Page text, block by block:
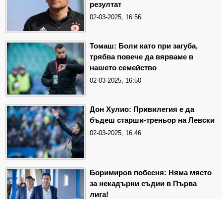
резултат
02-03-2025, 16:56
Томаш: Боли като при загуба,
трябва повече да вярваме в
нашето семейство
02-03-2025, 16:50
Дон Хулио: Привилегия е да
бъдеш старши-треньор на Левски
02-03-2025, 16:46
Боримиров побесня: Няма място
за некадърни съдии в Първа
лига!